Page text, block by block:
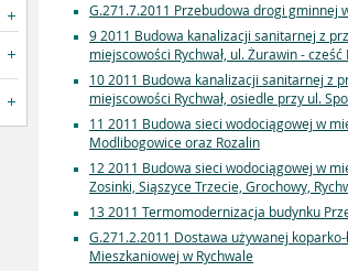
G.271.7.2011 Przebudowa drogi gminnej
9 2011 Budowa kanalizacji sanitarnej z
miejscowości Rychwał, ul. Żurawin - cześć
10 2011 Budowa kanalizacji sanitarnej z
miejscowości Rychwał, osiedle przy ul.
11 2011 Budowa sieci wodociągowej w
Modlibogowice oraz Rozalin
12 2011 Budowa sieci wodociągowej w
Zosinki, Siąszyce Trzecie, Grochowy,
13 2011 Termomodernizacja budynku
G.271.2.2011 Dostawa używanej
Mieszkaniowej w Rychwale